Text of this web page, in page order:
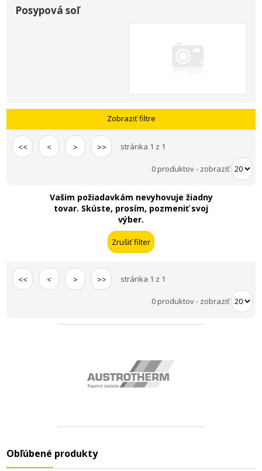
Posypová soľ
Zobraziť filtre
<< < > >> stránka 1 z 1
0 produktov- zobraziť
Vašim požiadavkám nevyhovuje žiadny
tovar. Skúste, prosím, pozmeniť svoj
výber.
<< < > >> stránka 1 z 1
0 produktov- zobraziť
Obľúbené produkty